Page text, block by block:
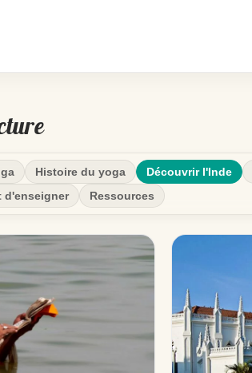
Histoire du yoga Découvrir l'Inde
d'enseigner Ressources